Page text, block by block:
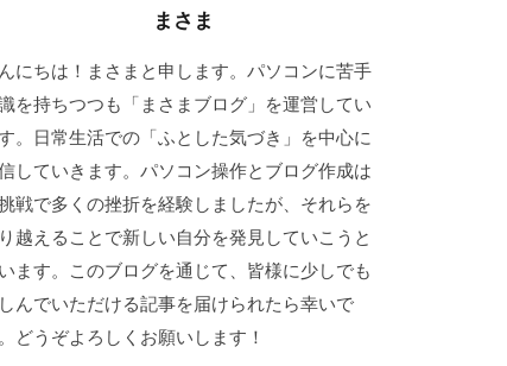
まさま
にちは！まさまと申します。パソコンに苦手
を持ちつつも「まさまブログ」を運営してい
。日常生活での「ふとした気づき」を中心に
していきます。パソコン操作とブログ作成は
戦で多くの挫折を経験しましたが、それらを
越えることで新しい自分を発見していこうと
ます。このブログを通じて、皆様に少しでも
んでいただける記事を届けられたら幸いで
どうぞよろしくお願いします！